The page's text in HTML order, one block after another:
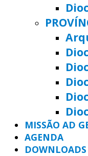
MISSÃO AD
AGENDA
DOWNLOADS